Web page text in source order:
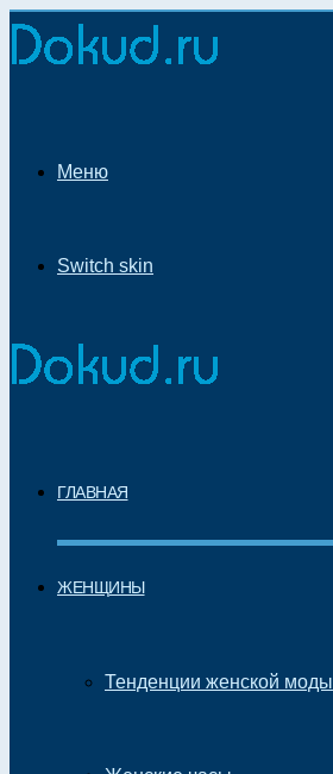
Меню
Switch skin
ГЛАВНАЯ
ЖЕНЩИНЫ
Тенденции женской моды